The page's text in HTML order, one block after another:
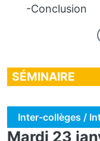
-Conclusion
Données
SÉMINAIRE
Inter-collèges /
Mardi 23